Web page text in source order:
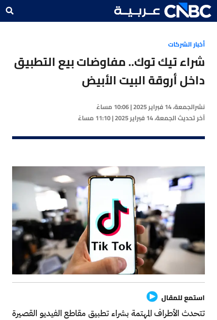
أخبار الشركات
شراء تيك توك.. مفاوضات بيع التطبيق
داخل أروقة البيت الأبيض
نشرالجمعة، 14 فبراير 2025 | 10:06 مساءً
آخر تحديثالجمعة، 14 فبراير 2025 | 11:10 مساءً
استمع للمقال
تتحدث الأطراف المهتمة بشراء تطبيق مقاطع الفيديو القصيرة